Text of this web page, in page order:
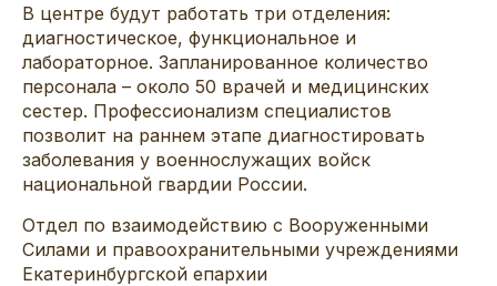
В центре будут работать три отделения:
диагностическое, функциональное и
лабораторное. Запланированное количество
персонала – около 50 врачей и медицинских
сестер. Профессионализм специалистов
позволит на раннем этапе диагностировать
заболевания у военнослужащих войск
национальной гвардии России.
Отдел по взаимодействию с Вооруженными
Силами и правоохранительными учреждениями
Екатеринбургской епархии